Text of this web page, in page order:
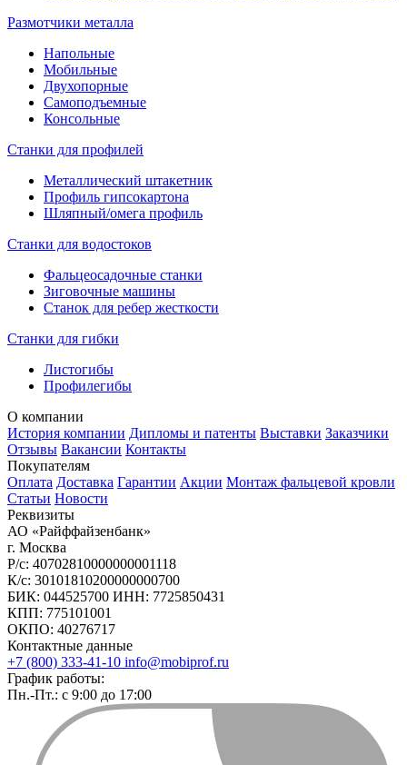
Размотчики металла
Напольные
Мобильные
Двухопорные
Самоподъемные
Консольные
Станки для профилей
Металлический штакетник
Профиль гипсокартона
Шляпный/омега профиль
Станки для водостоков
Фальцеосадочные станки
Зиговочные машины
Станок для ребер жесткости
Станки для гибки
Листогибы
Профилегибы
О компании
История компании Дипломы и патенты Выставки Заказчики
Отзывы Вакансии Контакты
Покупателям
Оплата Доставка Гарантии Акции Монтаж фальцевой кровли
Статьи Новости
Реквизиты
АО «Райффайзенбанк»
г. Москва
Р/с: 40702810000000001118
К/с: 30101810200000000700
БИК: 044525700 ИНН: 7725850431
КПП: 775101001
ОКПО: 40276717
Контактные данные
+7 (800) 333-41-10 info@mobiprof.ru
График работы:
Пн.-Пт.: с 9:00 до 17:00